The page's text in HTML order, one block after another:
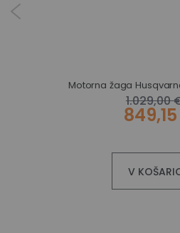
Motorna žaga
1.029,00
V